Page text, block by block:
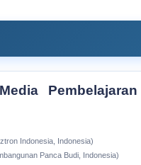
Indonesia, Indonesia)
Panca Budi, Indonesia)